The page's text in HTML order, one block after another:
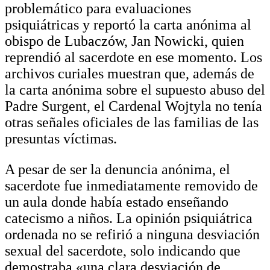
problemático para evaluaciones
psiquiátricas y reportó la carta anónima al
obispo de Lubaczów, Jan Nowicki, quien
reprendió al sacerdote en ese momento. Los
archivos curiales muestran que, además de
la carta anónima sobre el supuesto abuso del
Padre Surgent, el Cardenal Wojtyla no tenía
otras señales oficiales de las familias de las
presuntas víctimas.
A pesar de ser la denuncia anónima, el
sacerdote fue inmediatamente removido de
un aula donde había estado enseñando
catecismo a niños. La opinión psiquiátrica
ordenada no se refirió a ninguna desviación
sexual del sacerdote, solo indicando que